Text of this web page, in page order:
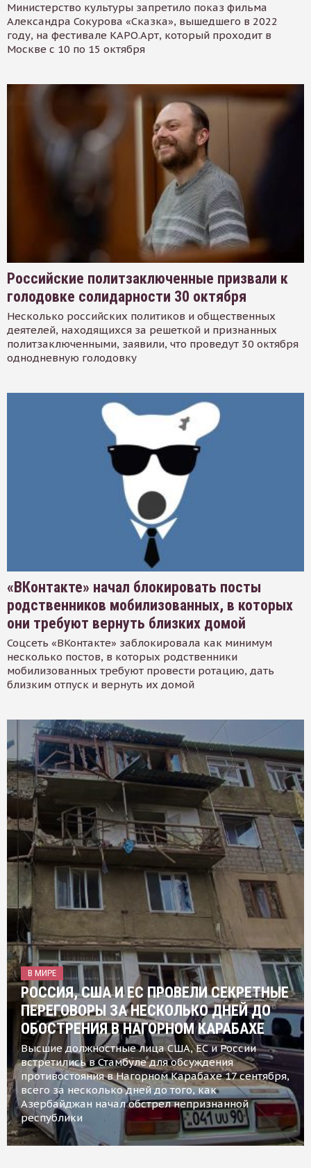
Министерство культуры запретило показ фильма
Александра Сокурова «Сказка», вышедшего в 2022
году, на фестивале КАРО.Арт, который проходит в
Москве с 10 по 15 октября
Российские политзаключенные призвали к
голодовке солидарности 30 октября
Несколько российских политиков и общественных
деятелей, находящихся за решеткой и признанных
политзаключенными, заявили, что проведут 30 октября
однодневную голодовку
«ВКонтакте» начал блокировать посты
родственников мобилизованных, в которых
они требуют вернуть близких домой
Соцсеть «ВКонтакте» заблокировала как минимум
несколько постов, в которых родственники
мобилизованных требуют провести ротацию, дать
близким отпуск и вернуть их домой
В МИРЕ
РОССИЯ, США И ЕС ПРОВЕЛИ СЕКРЕТНЫЕ
ПЕРЕГОВОРЫ ЗА НЕСКОЛЬКО ДНЕЙ ДО
ОБОСТРЕНИЯ В НАГОРНОМ КАРАБАХЕ
Высшие должностные лица США, ЕС и России
встретились в Стамбуле для обсуждения
противостояния в Нагорном Карабахе 17 сентября,
всего за несколько дней до того, как
Азербайджан начал обстрел непризнанной
республики